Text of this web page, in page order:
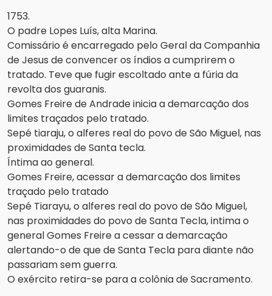
1753.
O padre Lopes Luís, alta Marina.
Comissário é encarregado pelo Geral da Companhia
de Jesus de convencer os índios a cumprirem o
tratado. Teve que fugir escoltado ante a fúria da
revolta dos guaranis.
Gomes Freire de Andrade inicia a demarcação dos
limites traçados pelo tratado.
Sepé tiaraju, o alferes real do povo de São Miguel, nas
proximidades de Santa tecla.
Íntima ao general.
Gomes Freire, acessar a demarcação dos limites
traçado pelo tratado
Sepé Tiarayu, o alferes real do povo de São Miguel,
nas proximidades do povo de Santa Tecla, intima o
general Gomes Freire a cessar a demarcação
alertando-o de que de Santa Tecla para diante não
passariam sem guerra.
O exército retira-se para a colônia de Sacramento.